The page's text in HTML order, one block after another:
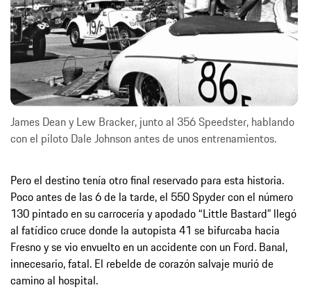
James Dean y Lew Bracker, junto al 356 Speedster, hablando
con el piloto Dale Johnson antes de unos entrenamientos.
Pero el destino tenía otro final reservado para esta historia.
Poco antes de las 6 de la tarde, el 550 Spyder con el número
130 pintado en su carrocería y apodado “Little Bastard” llegó
al fatídico cruce donde la autopista 41 se bifurcaba hacia
Fresno y se vio envuelto en un accidente con un Ford. Banal,
innecesario, fatal. El rebelde de corazón salvaje murió de
camino al hospital.